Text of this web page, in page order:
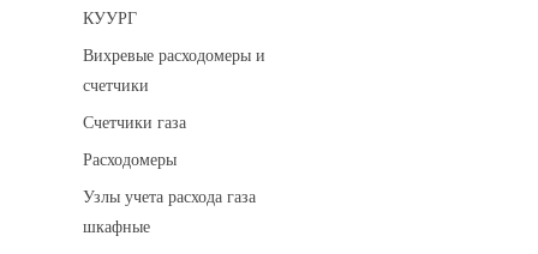
КУУРГ
Вихревые расходомеры и
счетчики
Счетчики газа
Расходомеры
Узлы учета расхода газа
шкафные